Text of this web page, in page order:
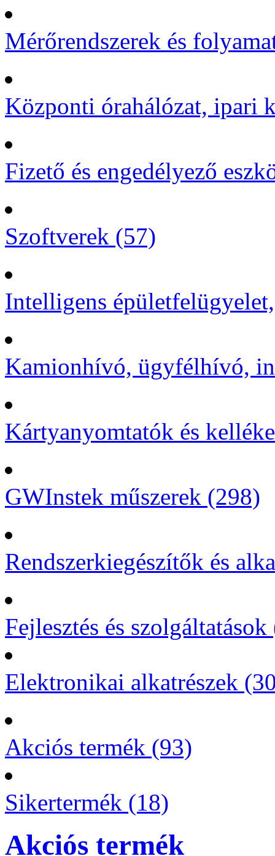
Mérőrendszerek és
Központi órahálózat, ipari
Fizető és engedélyező
Szoftverek (57)
Intelligens
Kamionhívó, ügyfélhívó,
Kártyanyomtatók és
GWInstek műszerek (298)
Rendszerkiegészítők és
Fejlesztés és
Elektronikai alkatrészek
Akciós termék (93)
Sikertermék (18)
Akciós termék